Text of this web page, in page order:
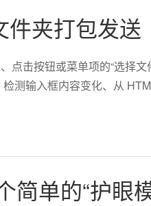
件夹打包发送
击按钮或菜单项的“选择
测输入框内容变化、从
简单的“护眼